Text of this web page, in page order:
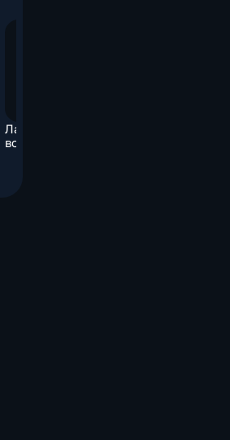
Лайнер погубили
воздушные ножницы